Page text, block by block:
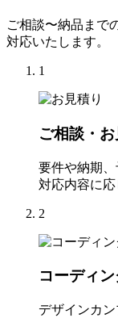
ご相談〜納品まで
対応いたします。
1
ご相談・お
要件や納期、
対応内容に応
2
コーディン
デザインカ